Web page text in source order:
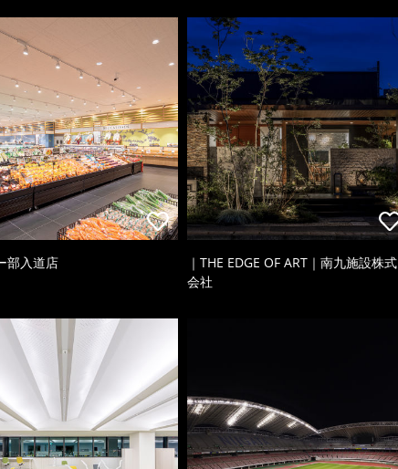
部入道店
｜THE EDGE OF ART｜南九施設株式
会社